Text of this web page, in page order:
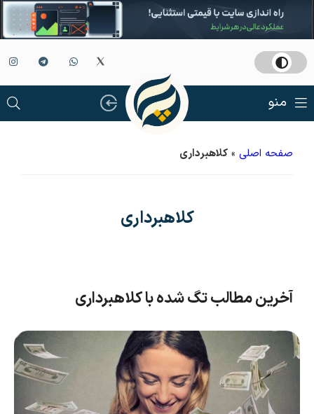
منو
صفحه اصلی » کلاهبرداری
کلاهبرداری
آخرین مطالب تگ شده با کلاهبرداری